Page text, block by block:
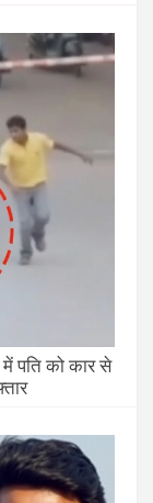
में पति को कार से